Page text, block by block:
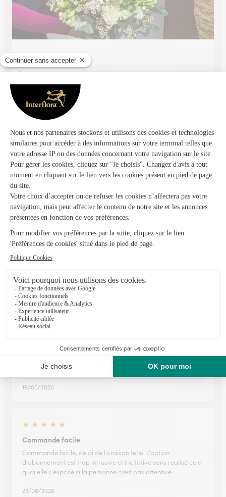
Ma Vie les Fleurs
Courtenay
★★★★★4.8 (65)
6 Place Armand Chesneau
Voir la boutique
Ils ont fait livrer des fleurs ou une plante à
Villenavotte
Efficacité
Nous avons pu, a distance, compter sur le service efficace
23/01/2026
★ ★ ★ ★
Les fleurs ont été livrées dans les…
Les fleurs ont été livrées dans les temps dans un délai court,
avec le niveau de qualité attendu
19/05/2026
★ ★ ★ ★ ★
Commande facile
Commande facile, delai de livraison tenu. L'option
d'abonnement est trop intrusive et incitative sans realisé ce a
quoi elle s'expose si la personne n'est pas attentive.
23/06/2026